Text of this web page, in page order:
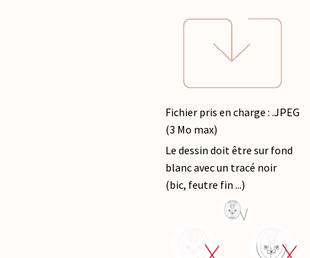
Fichier pris en charge : .JPEG
(3 Mo max)
Le dessin doit être sur fond
blanc avec un tracé noir
(bic, feutre fin ...)